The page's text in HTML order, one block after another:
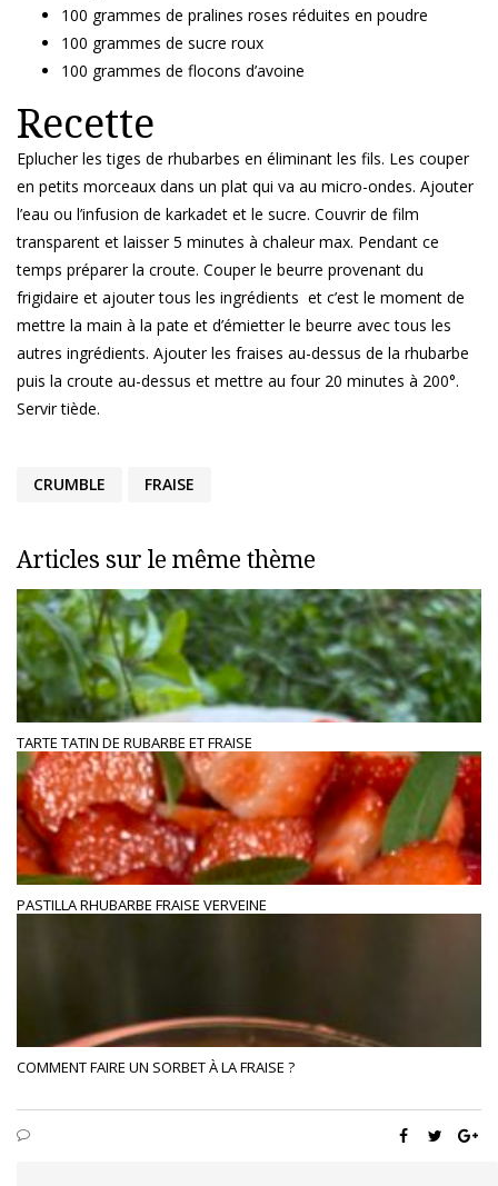
100 grammes de pralines roses réduites en poudre
100 grammes de sucre roux
100 grammes de flocons d’avoine
Recette
Eplucher les tiges de rhubarbes en éliminant les fils. Les couper
en petits morceaux dans un plat qui va au micro-ondes. Ajouter
l’eau ou l’infusion de karkadet et le sucre. Couvrir de film
transparent et laisser 5 minutes à chaleur max. Pendant ce
temps préparer la croute. Couper le beurre provenant du
frigidaire et ajouter tous les ingrédients et c’est le moment de
mettre la main à la pate et d’émietter le beurre avec tous les
autres ingrédients. Ajouter les fraises au-dessus de la rhubarbe
puis la croute au-dessus et mettre au four 20 minutes à 200°.
Servir tiède.
CRUMBLE FRAISE
Articles sur le même thème
TARTE TATIN DE RUBARBE ET FRAISE
PASTILLA RHUBARBE FRAISE VERVEINE
COMMENT FAIRE UN SORBET À LA FRAISE ?